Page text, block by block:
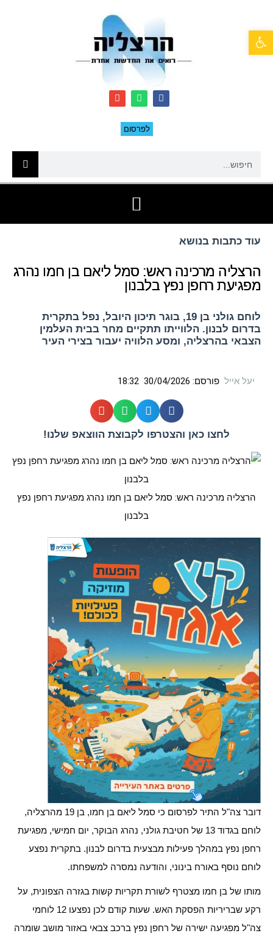
לפרסום
עוד כתבות בנושא
הרצליה מרכינה ראש: סמל ליאם בן חמו נהרג
מפגיעת רחפן נפץ בלבנון
לוחם גולני בן 19, בוגר תיכון היובל, נפל בתקרית
בדרום לבנון. הלווייתו תתקיים מחר בבית העלמין
הצבאי בהרצליה, ומסע הלוויה יעבור בצירי העיר
יעל אייל פורסם: 30/04/2026
18:32
לחצו כאן והצטרפו לקבוצת הווצאפ שלנו!
הרצליה מרכינה ראש: סמל ליאם בן חמו נהרג מפגיעת רחפן נפץ
בלבנון
דובר צה"ל התיר לפרסום כי סמל ליאם בן חמו, בן 19 מהרצליה,
לוחם בגדוד 13 של חטיבת גולני, נהרג הבוקר, יום חמישי, מפגיעת
רחפן נפץ במהלך פעילות מבצעית בדרום לבנון. בתקרית נפצע
לוחם נוסף באורח בינוני, והודעה נמסרה למשפחתו.
מותו של בן חמו מצטרף לשורת תקריות קשות בגזרה הצפונית, על
רקע שבריריות הפסקת האש. שעות קודם לכן נפצעו 12 לוחמי
צה"ל מפגיעה ישירה של רחפן נפץ ברכב צבאי באזור מושב שומרה
פתח סרגל נגישות